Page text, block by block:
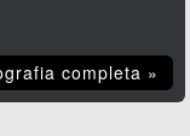
completa »